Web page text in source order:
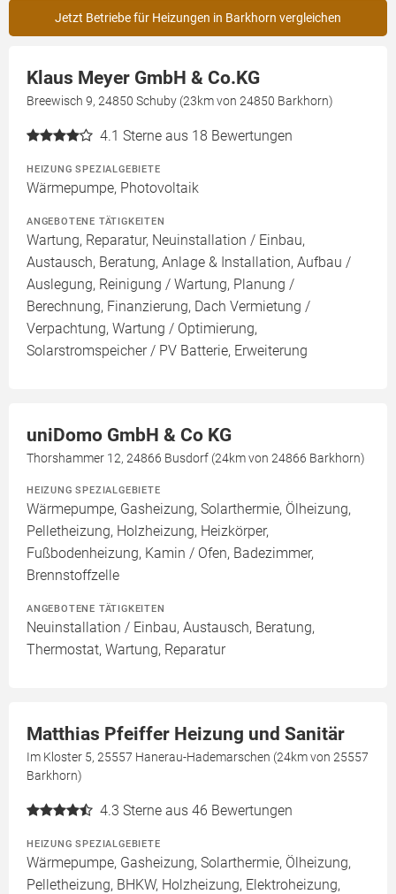
Jetzt Betriebe für Heizungen in Barkhorn vergleichen
Klaus Meyer GmbH & Co.KG
Breewisch 9, 24850 Schuby (23km von 24850 Barkhorn)
4.1 Sterne aus 18 Bewertungen
HEIZUNG SPEZIALGEBIETE
Wärmepumpe, Photovoltaik
ANGEBOTENE TÄTIGKEITEN
Wartung, Reparatur, Neuinstallation / Einbau,
Austausch, Beratung, Anlage & Installation, Aufbau /
Auslegung, Reinigung / Wartung, Planung /
Berechnung, Finanzierung, Dach Vermietung /
Verpachtung, Wartung / Optimierung,
Solarstromspeicher / PV Batterie, Erweiterung
uniDomo GmbH & Co KG
Thorshammer 12, 24866 Busdorf (24km von 24866 Barkhorn)
HEIZUNG SPEZIALGEBIETE
Wärmepumpe, Gasheizung, Solarthermie, Ölheizung,
Pelletheizung, Holzheizung, Heizkörper,
Fußbodenheizung, Kamin / Ofen, Badezimmer,
Brennstoffzelle
ANGEBOTENE TÄTIGKEITEN
Neuinstallation / Einbau, Austausch, Beratung,
Thermostat, Wartung, Reparatur
Matthias Pfeiffer Heizung und Sanitär
Im Kloster 5, 25557 Hanerau-Hademarschen (24km von 25557
Barkhorn)
4.3 Sterne aus 46 Bewertungen
HEIZUNG SPEZIALGEBIETE
Wärmepumpe, Gasheizung, Solarthermie, Ölheizung,
Pelletheizung, BHKW, Holzheizung, Elektroheizung,